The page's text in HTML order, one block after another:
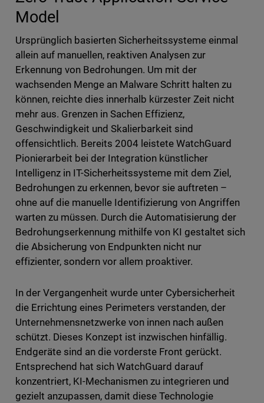
Model
Ursprünglich basierten Sicherheitssysteme einmal
allein auf manuellen, reaktiven Analysen zur
Erkennung von Bedrohungen. Um mit der
wachsenden Menge an Malware Schritt halten zu
können, reichte dies innerhalb kürzester Zeit nicht
mehr aus. Grenzen in Sachen Effizienz,
Geschwindigkeit und Skalierbarkeit sind
offensichtlich. Bereits 2004 leistete WatchGuard
Pionierarbeit bei der Integration künstlicher
Intelligenz in IT-Sicherheitssysteme mit dem Ziel,
Bedrohungen zu erkennen, bevor sie auftreten –
ohne auf die manuelle Identifizierung von Angriffen
warten zu müssen. Durch die Automatisierung der
Bedrohungserkennung mithilfe von KI gestaltet sich
die Absicherung von Endpunkten nicht nur
effizienter, sondern vor allem proaktiver.
In der Vergangenheit wurde unter Cybersicherheit
die Errichtung eines Perimeters verstanden, der
Unternehmensnetzwerke von innen nach außen
schützt. Dieses Konzept ist inzwischen hinfällig.
Endgeräte sind an die vorderste Front gerückt.
Entsprechend hat sich WatchGuard darauf
konzentriert, KI-Mechanismen zu integrieren und
gezielt anzupassen, damit diese Technologie